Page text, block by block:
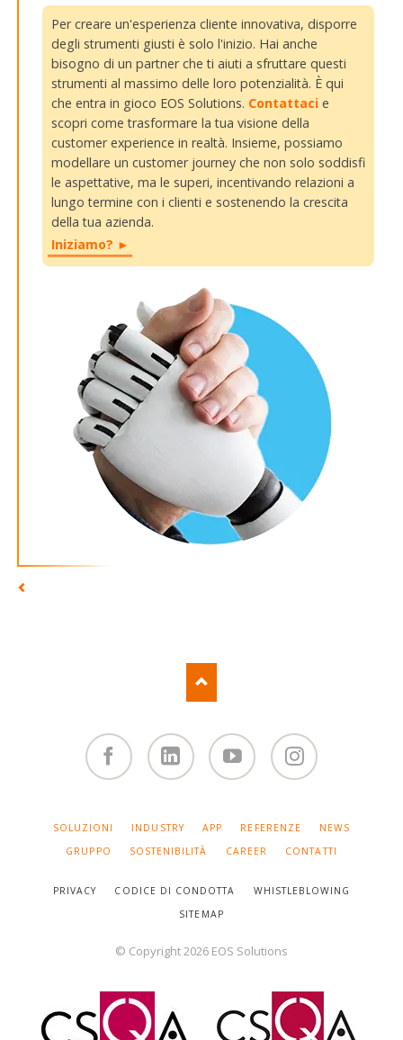
Per creare un'esperienza cliente innovativa, disporre
degli strumenti giusti è solo l'inizio. Hai anche
bisogno di un partner che ti aiuti a sfruttare questi
strumenti al massimo delle loro potenzialità. È qui
che entra in gioco EOS Solutions. Contattacie
scopri come trasformare la tua visione della
customer experience in realtà. Insieme, possiamo
modellare un customer journey che non solo soddisfi
le aspettative, ma le superi, incentivando relazioni a
lungo termine con i clienti e sostenendo la crescita
della tua azienda.
Iniziamo? ►
SALTA
NAVIGAZIONE
SOLUZIONI INDUSTRY APP REFERENZE
NEWS
GRUPPO
SOSTENIBILITÀ CAREER CONTATTI
PRIVACY CODICE DI CONDOTTA
WHISTLEBLOWING
SITEMAP
© Copyright 2026 EOS Solutions